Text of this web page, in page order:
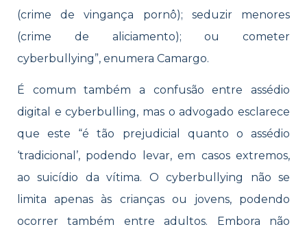
(crime de vingança pornô); seduzir menores
(crime de aliciamento); ou cometer
cyberbullying”, enumera Camargo.
É comum também a confusão entre assédio
digital e cyberbulling, mas o advogado esclarece
que este “é tão prejudicial quanto o assédio
‘tradicional’, podendo levar, em casos extremos,
ao suicídio da vítima. O cyberbullying não se
limita apenas às crianças ou jovens, podendo
ocorrer também entre adultos. Embora não